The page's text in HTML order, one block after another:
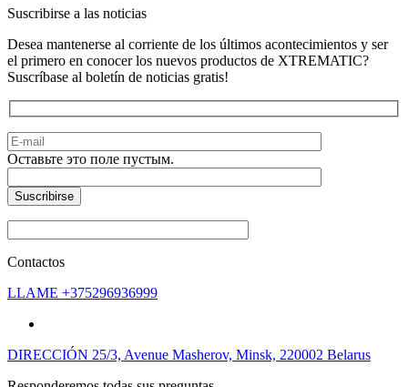
Suscribirse a las noticias
Desea mantenerse al corriente de los últimos acontecimientos y ser
el primero en conocer los nuevos productos de XTREMATIC?
Suscríbase al boletín de noticias gratis!
Оставьте это поле пустым.
Contactos
LLAME +375296936999
DIRECCIÓN 25/3, Avenue Masherov, Minsk, 220002 Belarus